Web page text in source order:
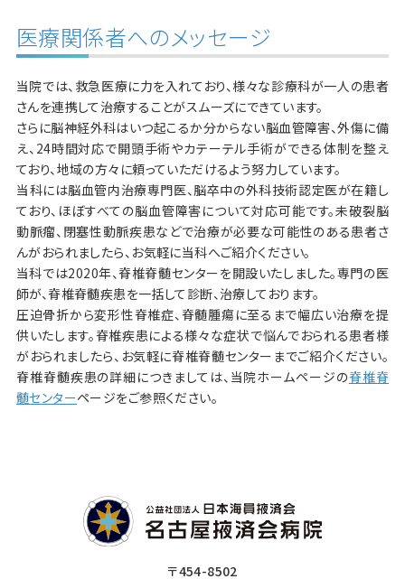
医療関係者へのメッセージ
当院では、救急医療に力を入れており、様々な診療科が一人の患者
さんを連携して治療することがスムーズにできています。
さらに脳神経外科はいつ起こるか分からない脳血管障害、外傷に備
え、24時間対応で開頭手術やカテーテル手術ができる体制を整え
ており、地域の方々に頼っていただけるよう努力しています。
当科には脳血管内治療専門医、脳卒中の外科技術認定医が在籍し
ており、ほぼすべての脳血管障害について対応可能です。未破裂脳
動脈瘤、閉塞性動脈疾患などで治療が必要な可能性のある患者さ
んがおられましたら、お気軽に当科へご紹介ください。
当科では2020年、脊椎脊髄センターを開設いたしました。専門の医
師が、脊椎脊髄疾患を一括して診断、治療しております。
圧迫骨折から変形性脊椎症、脊髄腫瘍に至るまで幅広い治療を提
供いたします。脊椎疾患による様々な症状で悩んでおられる患者様
がおられましたら、お気軽に脊椎脊髄センターまでご紹介ください。
脊椎脊髄疾患の詳細につきましては、当院ホームページの脊椎脊
髄センターページをご参照ください。
〒454-8502